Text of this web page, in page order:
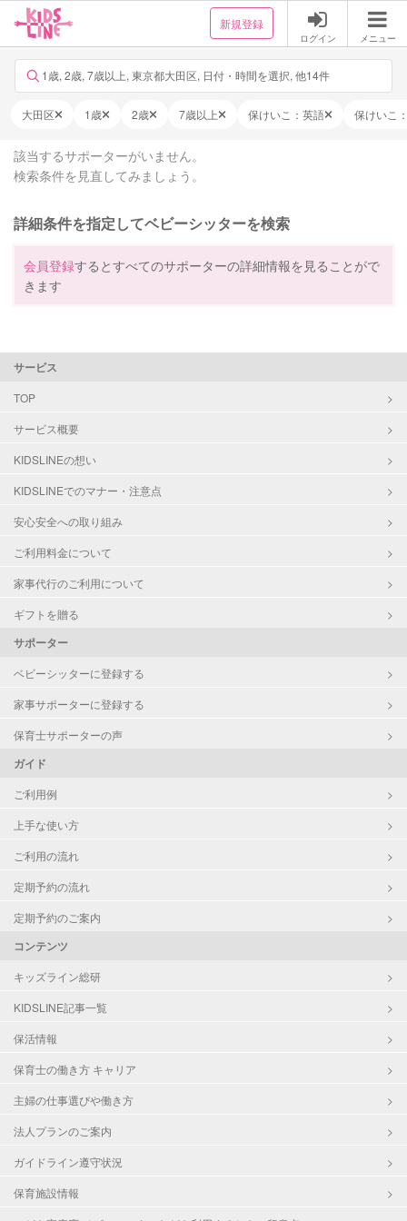
新規登録
ログイン メニュー
1歳, 2歳, 7歳以上, 東京都大田区, 日付・時間を選択, 他14件
大田区 1歳 2歳 7歳以上 保けいこ：英語 保けいこ
該当するサポーターがいません。
検索条件を見直してみましょう。
詳細条件を指定してベビーシッターを検索
会員登録するとすべてのサポーターの詳細情報を見ることがで
きます
サービス
TOP
サービス概要
KIDSLINEの想い
KIDSLINEでのマナー・注意点
安心安全への取り組み
ご利用料金について
家事代行のご利用について
ギフトを贈る
サポーター
ベビーシッターに登録する
家事サポーターに登録する
保育士サポーターの声
ガイド
ご利用例
上手な使い方
ご利用の流れ
定期予約の流れ
定期予約のご案内
コンテンツ
キッズライン総研
KIDSLINE記事一覧
保活情報
保育士の働き方 キャリア
主婦の仕事選びや働き方
法人プランのご案内
ガイドライン遵守状況
保育施設情報